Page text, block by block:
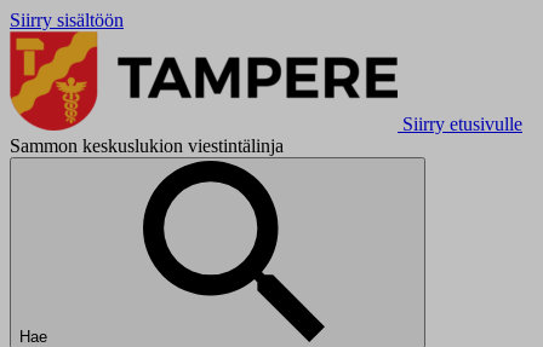
Siirry sisältöön
Siirry etusivulle
Sammon keskuslukion viestintälinja
Hae